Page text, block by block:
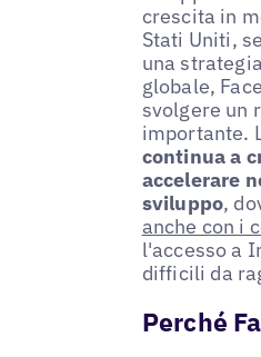
crescita in
Stati Uniti,
una
globale,
svolgere un
importante.
continua a
accelerare
sviluppo,
anche con i
l'accesso a
difficili da
Perché